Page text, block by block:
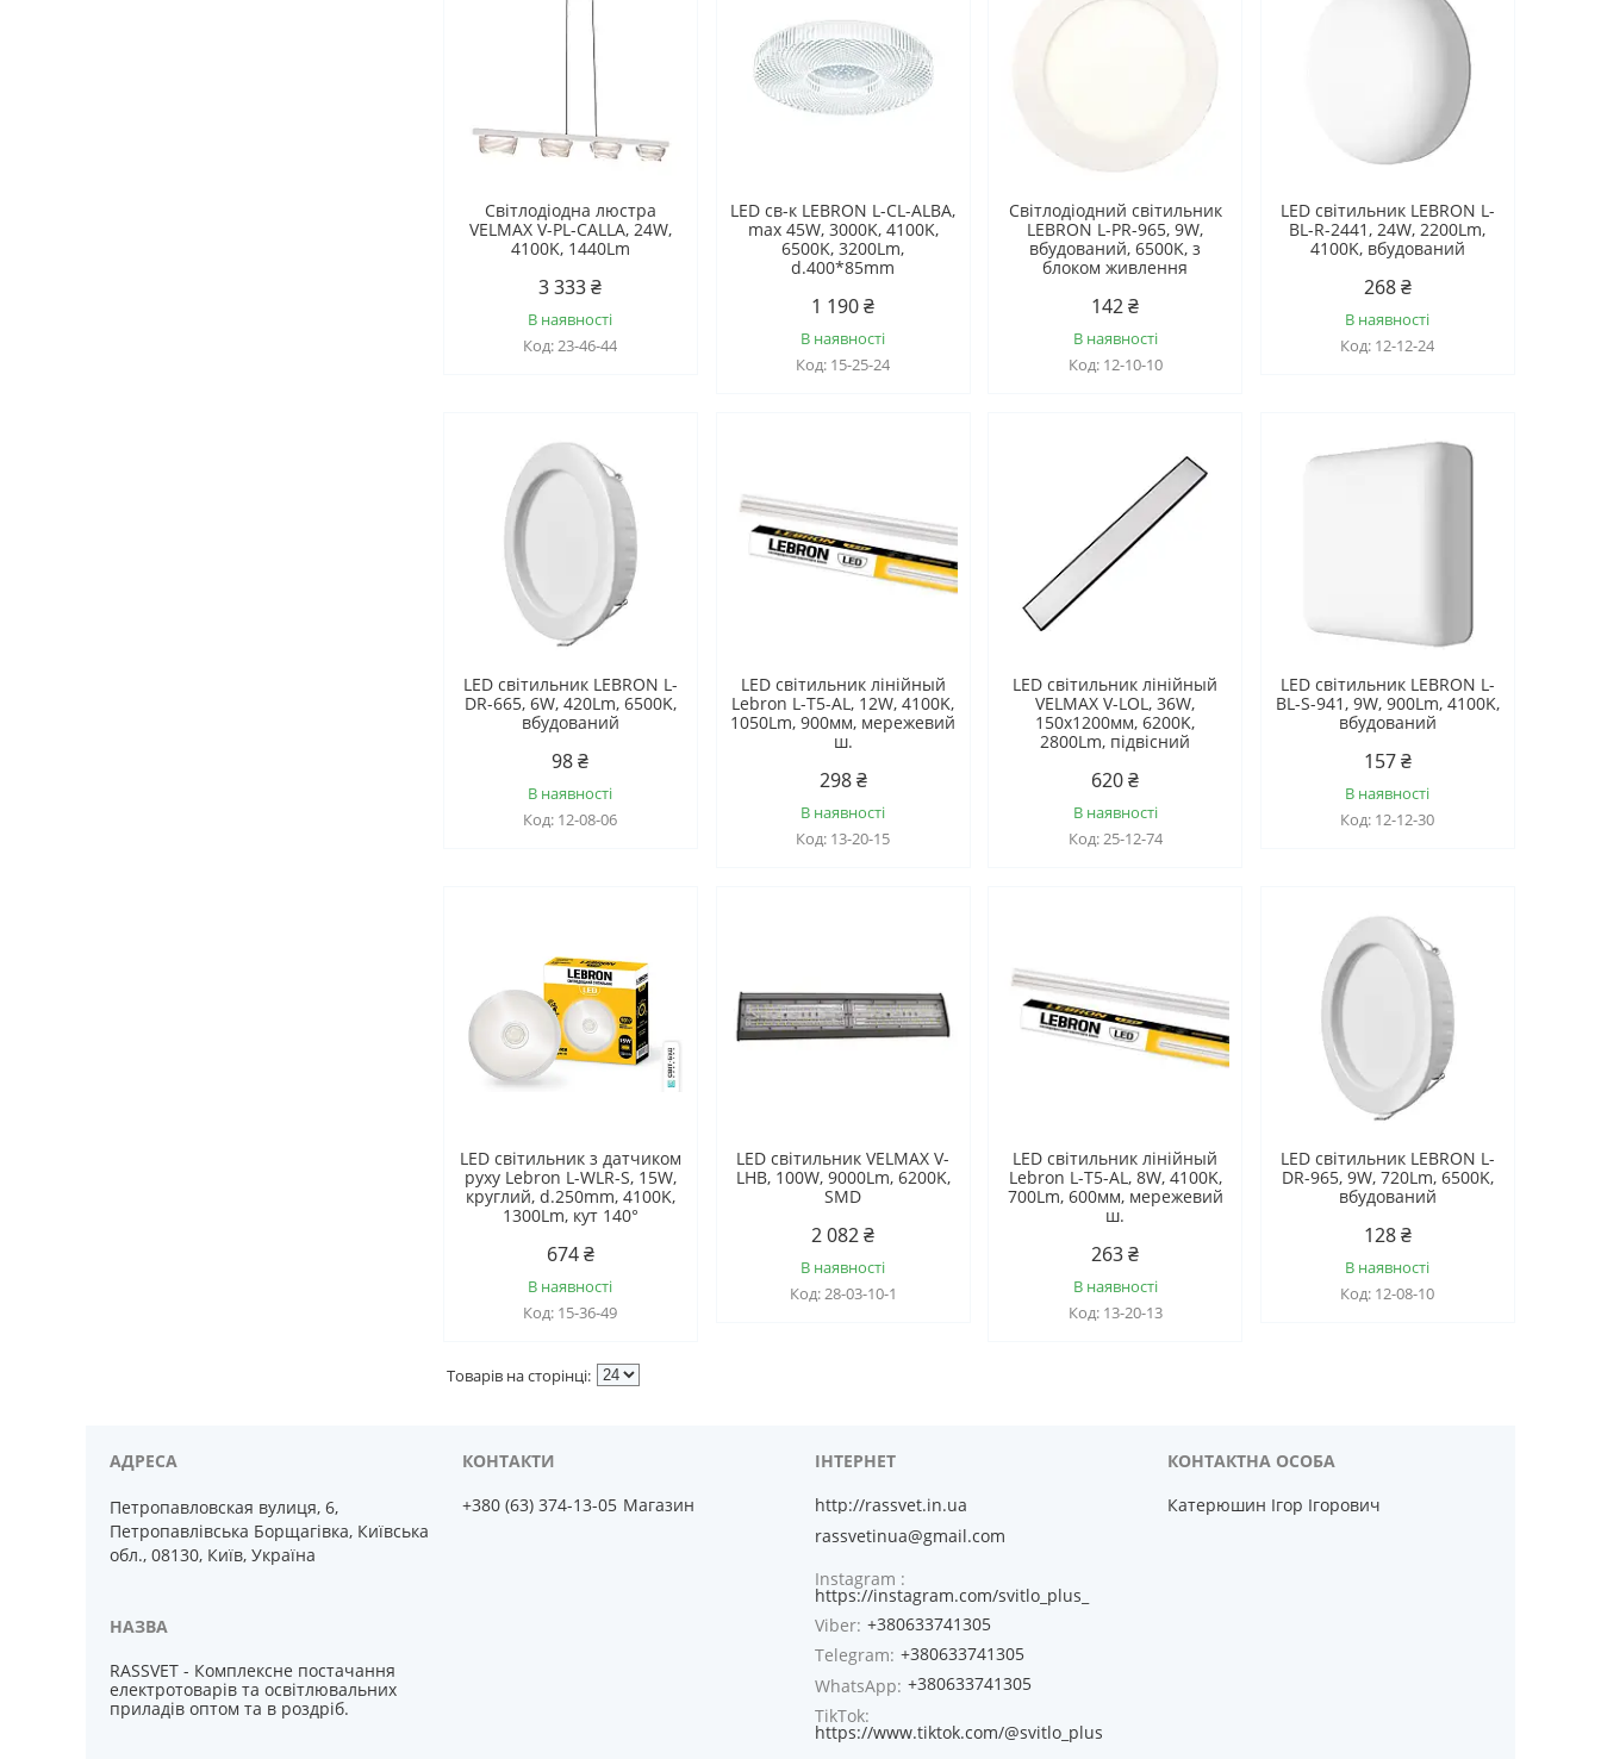
Світлодіодна люстра
VELMAX V-PL-CALLA, 24W,
4100K, 1440Lm
3 333 ₴
В наявності
23-46-44
LED св-к LEBRON L-CL-ALBA,
max 45W, 3000K, 4100K,
6500K, 3200Lm,
d.400*85mm
1 190 ₴
В наявності
15-25-24
Світлодіодний світильник
LEBRON L-PR-965, 9W,
вбудований, 6500K, з
блоком живлення
142 ₴
В наявності
12-10-10
LED світильник LEBRON L-
BL-R-2441, 24W, 2200Lm,
4100K, вбудований
268 ₴
В наявності
12-12-24
LED світильник LEBRON L-
DR-665, 6W, 420Lm, 6500K,
вбудований
98 ₴
В наявності
12-08-06
LED світильник лінійный
Lebron L-T5-AL, 12W, 4100K,
1050Lm, 900мм, мережевий
ш.
298 ₴
В наявності
13-20-15
LED світильник лінійный
VELMAX V-LОL, 36W,
150x1200мм, 6200K,
2800Lm, підвісний
620 ₴
В наявності
25-12-74
LED світильник LEBRON L-
BL-S-941, 9W, 900Lm, 4100K,
вбудований
157 ₴
В наявності
12-12-30
LED світильник з датчиком
руху Lebron L-WLR-S, 15W,
круглий, d.250mm, 4100K,
1300Lm, кут 140°
674 ₴
В наявності
15-36-49
LED світильник VELMAX V-
LHB, 100W, 9000Lm, 6200K,
SMD
2 082 ₴
В наявності
28-03-10-1
LED світильник лінійный
Lebron L-T5-AL, 8W, 4100K,
700Lm, 600мм, мережевий
ш.
263 ₴
В наявності
13-20-13
LED світильник LEBRON L-
DR-965, 9W, 720Lm, 6500K,
вбудований
128 ₴
В наявності
12-08-10
Петропавловская вулиця, 6,
Петропавлівська Борщагівка, Київська
обл., 08130, Київ, Україна
RASSVET - Комплексне постачання
електротоварів та освітлювальних
приладів оптом та в роздріб.
+380 (63) 374-13-05 Магазин
http://rassvet.in.ua
rassvetinua@gmail.com
Instagram
https://instagram.com/svitlo_plus_
Viber +380633741305
Telegram +380633741305
WhatsApp +380633741305
TikTok
https://www.tiktok.com/@svitlo_plus
Катерюшин Ігор Ігорович